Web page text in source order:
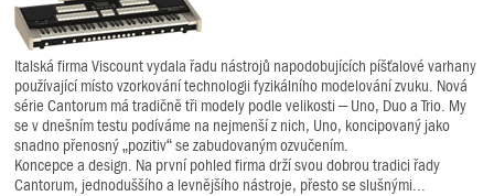
Italská firma Viscount vydala řadu nástrojů napodobujících píšťalové varhany
používající místo vzorkování technologii fyzikálního modelování zvuku. Nová
série Cantorum má tradičně tři modely podle velikosti – Uno, Duo a Trio. My
se v dnešním testu podíváme na nejmenší z nich, Uno, koncipovaný jako
snadno přenosný „pozitiv“ se zabudovaným ozvučením.
Koncepce a design. Na první pohled firma drží svou dobrou tradici řady
Cantorum, jednoduššího a levnějšího nástroje, přesto se slušnými...